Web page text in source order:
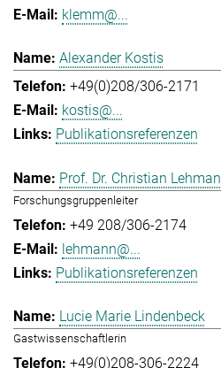
klemm@...
Alexander Kostis
+49(0)208/306-2171
kostis@...
Publikationsreferenzen
Prof. Dr. Christian
Forschungsgruppenleiter
+49 208/306-2174
lehmann@...
Publikationsreferenzen
Lucie Marie Lindenbeck
Gastwissenschaftlerin
+49(0)208-306-2224